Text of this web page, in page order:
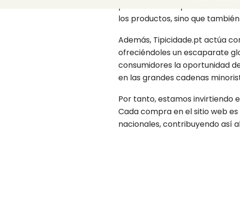
promoviendo la preservación
los productos, sino que
Además, Tipicidade.pt actúa
ofreciéndoles un escaparate
consumidores la oportunidad
en las grandes cadenas
Por tanto, estamos invirtiendo
Cada compra en el sitio web
nacionales, contribuyendo así